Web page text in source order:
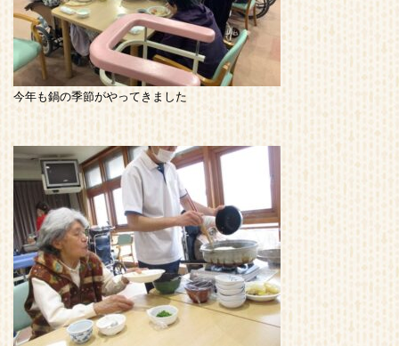
今年も鍋の季節がやってきました